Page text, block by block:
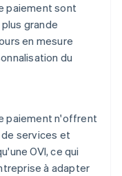
paiement sont
grande
en mesure
du
paiement n'offrent
services et
OVI, ce qui
à adapter